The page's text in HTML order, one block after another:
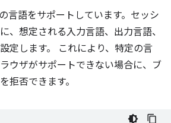
言語をサポートしています。セッシ
、想定される入力言語、出力言語、
定します。 これにより、特定の言
ウザがサポートできない場合に、ブ
拒否できます。